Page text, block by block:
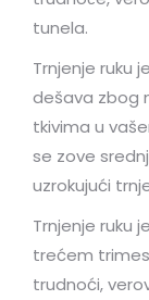
tunela.
Trnjenje ruku
dešava zbog
tkivima u
se zove
uzrokujući
Trnjenje ruku
trećem
trudnoći,